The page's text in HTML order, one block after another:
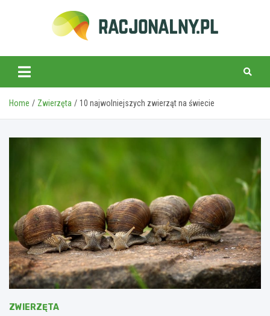
racjonalny.pl
Home Zwierzęta 10 najwolniejszych zwierząt na świecie
ZWIERZĘTA